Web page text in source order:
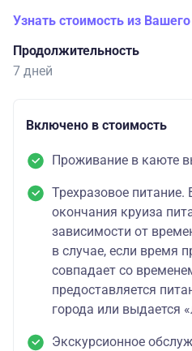
Узнать стоимость из Вашего
Продолжительность
7 дней
Включено в стоимость
Проживание в каюте
Трехразовое
окончания круиза
зависимости от
в случае, если время
совпадает со
предоставляется
города или выдается
Экскурсионное